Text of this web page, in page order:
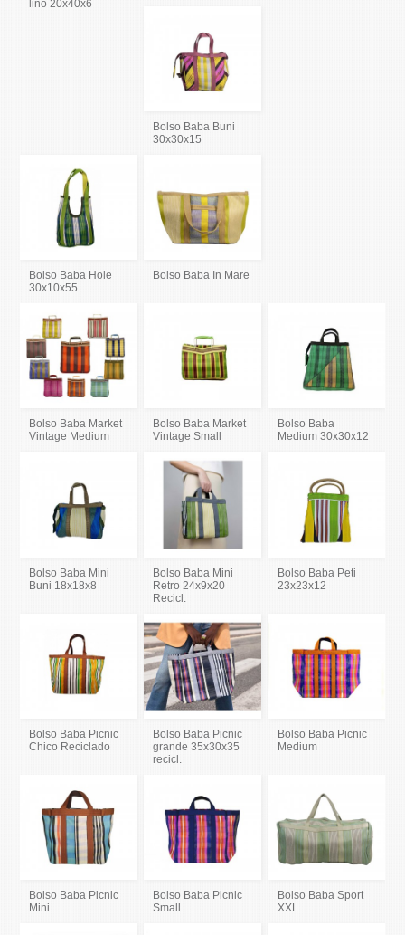
lino 20x40x6
Bolso Baba Buni
30x30x15
Bolso Baba Hole
30x10x55
Bolso Baba In Mare
Bolso Baba Market
Vintage Medium
Bolso Baba Market
Vintage Small
Bolso Baba
Medium 30x30x12
Bolso Baba Mini
Buni 18x18x8
Bolso Baba Mini
Retro 24x9x20
Recicl.
Bolso Baba Peti
23x23x12
Bolso Baba Picnic
Chico Reciclado
Bolso Baba Picnic
grande 35x30x35
recicl.
Bolso Baba Picnic
Medium
Bolso Baba Picnic
Mini
Bolso Baba Picnic
Small
Bolso Baba Sport
XXL